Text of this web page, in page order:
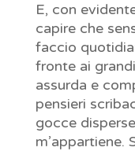
E, con
capire che
faccio
fronte ai
assurda e
pensieri
gocce
m’appartiene.